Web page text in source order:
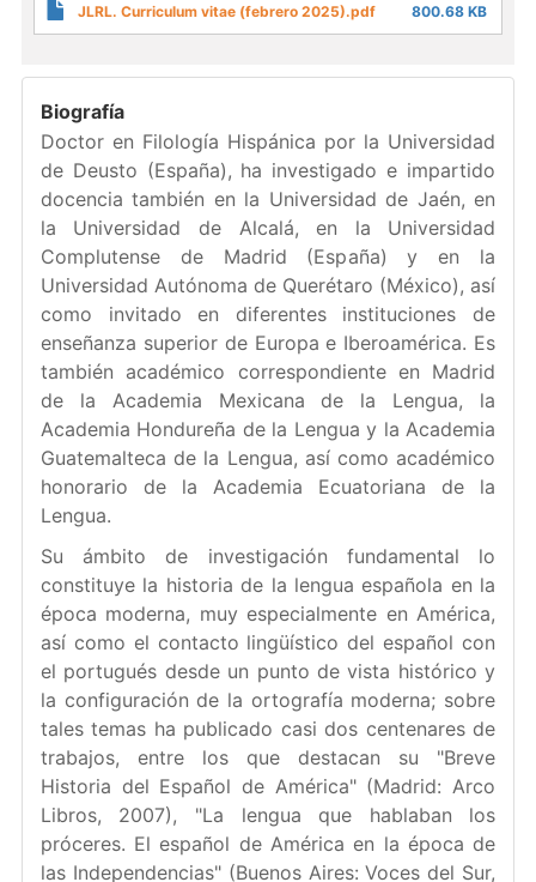
JLRL. Curriculum vitae (febrero 2025).pdf 800.68 KB
Biografía
Doctor en Filología Hispánica por la Universidad
de Deusto (España), ha investigado e impartido
docencia también en la Universidad de Jaén, en
la Universidad de Alcalá, en la Universidad
Complutense de Madrid (España) y en la
Universidad Autónoma de Querétaro (México), así
como invitado en diferentes instituciones de
enseñanza superior de Europa e Iberoamérica. Es
también académico correspondiente en Madrid
de la Academia Mexicana de la Lengua, la
Academia Hondureña de la Lengua y la Academia
Guatemalteca de la Lengua, así como académico
honorario de la Academia Ecuatoriana de la
Lengua.
Su ámbito de investigación fundamental lo
constituye la historia de la lengua española en la
época moderna, muy especialmente en América,
así como el contacto lingüístico del español con
el portugués desde un punto de vista histórico y
la configuración de la ortografía moderna; sobre
tales temas ha publicado casi dos centenares de
trabajos, entre los que destacan su "Breve
Historia del Español de América" (Madrid: Arco
Libros, 2007), "La lengua que hablaban los
próceres. El español de América en la época de
las Independencias" (Buenos Aires: Voces del Sur,